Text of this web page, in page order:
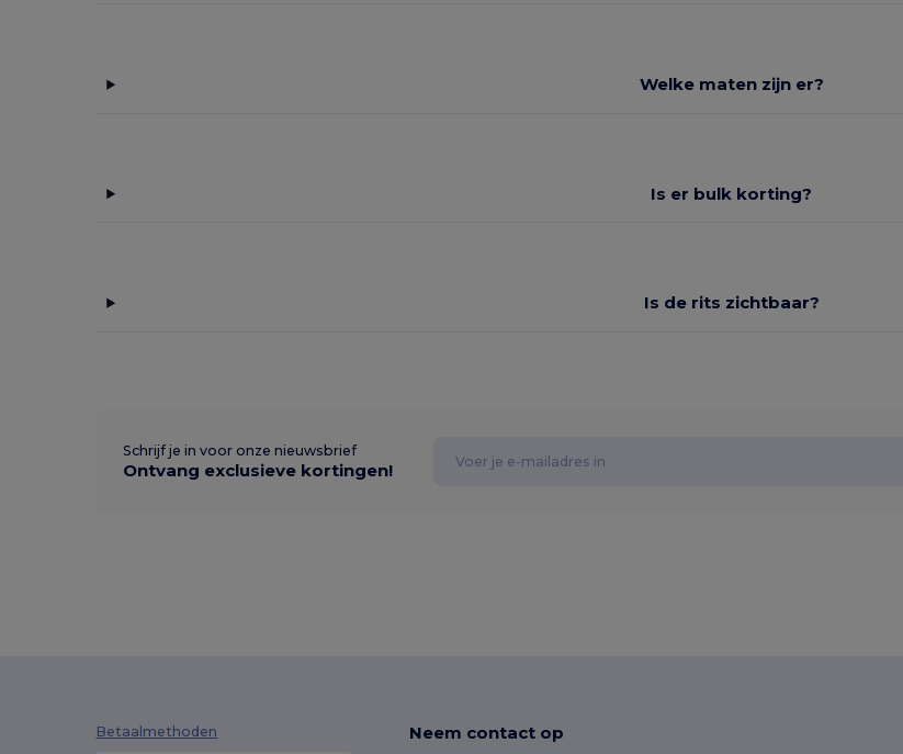
Welke maten zijn er?
Is er bulk korting?
Is de rits zichtbaar?
Schrijf je in voor onze nieuwsbrief
Ontvang exclusieve kortingen!
Betaalmethoden Neem contact op